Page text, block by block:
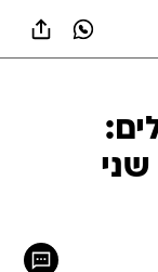
שני